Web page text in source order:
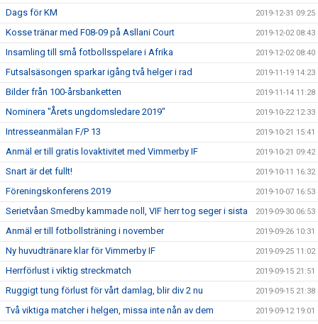
Dags för KM 2019-12-31 09:25
Kosse tränar med F08-09 på Asllani Court 2019-12-02 08:43
Insamling till små fotbollsspelare i Afrika 2019-12-02 08:40
Futsalsäsongen sparkar igång två helger i rad 2019-11-19 14:23
Bilder från 100-årsbanketten 2019-11-14 11:28
Nominera "Årets ungdomsledare 2019" 2019-10-22 12:33
Intresseanmälan F/P 13 2019-10-21 15:41
Anmäl er till gratis lovaktivitet med Vimmerby IF 2019-10-21 09:42
Snart är det fullt! 2019-10-11 16:32
Föreningskonferens 2019 2019-10-07 16:53
Serietvåan Smedby kammade noll, VIF herr tog seger i sista 2019-09-30 06:53
Anmäl er till fotbollsträning i november 2019-09-26 10:31
Ny huvudtränare klar för Vimmerby IF 2019-09-25 11:02
Herrförlust i viktig streckmatch 2019-09-15 21:51
Ruggigt tung förlust för vårt damlag, blir div 2 nu 2019-09-15 21:38
Två viktiga matcher i helgen, missa inte nån av dem 2019-09-12 19:01